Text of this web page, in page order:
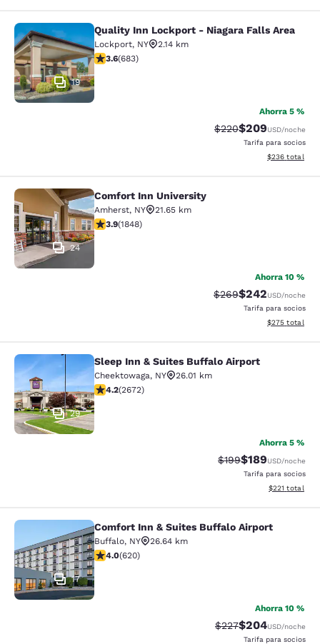
Quality Inn Lockport - Niagara Falls
19
Quality Inn Lockport - Niagara Falls Area
Lockport, NY
2.14 km
calificación de 3.59 estrellas. Bueno. 683 reseñas
3.6(683)
Ahorra 5 %
Precio tachado:
$220Precio con
$209USD/noche
Tarifa para socios
Ver detalles
$236 total
Comfort Inn University
24
Comfort Inn University
Amherst, NY
21.65 km
calificación de 3.88 estrellas. Bueno. 1848 reseñas
3.9(1848)
Ahorra 10 %
Precio tachado:
$269Precio con
$242USD/noche
Tarifa para socios
Ver detalles
$275 total
Sleep Inn & Suites Buffalo Airport
29
Sleep Inn & Suites Buffalo Airport
Cheektowaga, NY
26.01 km
calificación de 4.19 estrellas. Muy bueno. 2672
4.2(2672)
Ahorra 5 %
Precio tachado:
$199Precio con
$189USD/noche
Tarifa para socios
Ver detalles
$221 total
Comfort Inn & Suites Buffalo Airport
17
Comfort Inn & Suites Buffalo Airport
Buffalo, NY
26.64 km
calificación de 3.96 estrellas. Bueno. 620 reseñas
4.0(620)
Ahorra 10 %
Precio tachado:
$227Precio con
$204USD/noche
Tarifa para socios